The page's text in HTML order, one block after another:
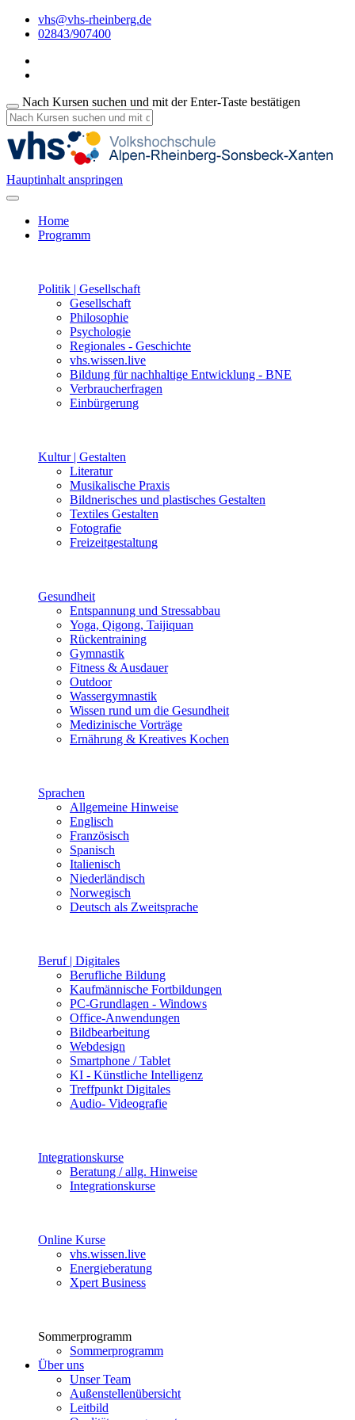
vhs@vhs-rheinberg.de
02843/907400
Nach Kursen suchen und mit der Enter-Taste bestätigen
Hauptinhalt anspringen
Home
Programm
Politik | Gesellschaft
Gesellschaft
Philosophie
Psychologie
Regionales - Geschichte
vhs.wissen.live
Bildung für nachhaltige Entwicklung - BNE
Verbraucherfragen
Einbürgerung
Kultur | Gestalten
Literatur
Musikalische Praxis
Bildnerisches und plastisches Gestalten
Textiles Gestalten
Fotografie
Freizeitgestaltung
Gesundheit
Entspannung und Stressabbau
Yoga, Qigong, Taijiquan
Rückentraining
Gymnastik
Fitness & Ausdauer
Outdoor
Wassergymnastik
Wissen rund um die Gesundheit
Medizinische Vorträge
Ernährung & Kreatives Kochen
Sprachen
Allgemeine Hinweise
Englisch
Französisch
Spanisch
Italienisch
Niederländisch
Norwegisch
Deutsch als Zweitsprache
Beruf | Digitales
Berufliche Bildung
Kaufmännische Fortbildungen
PC-Grundlagen - Windows
Office-Anwendungen
Bildbearbeitung
Webdesign
Smartphone / Tablet
KI - Künstliche Intelligenz
Treffpunkt Digitales
Audio- Videografie
Integrationskurse
Beratung / allg. Hinweise
Integrationskurse
Online Kurse
vhs.wissen.live
Energieberatung
Xpert Business
Sommerprogramm
Sommerprogramm
Über uns
Unser Team
Außenstellenübersicht
Leitbild